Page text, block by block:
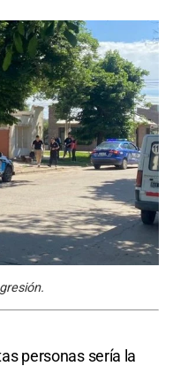
personas sería la